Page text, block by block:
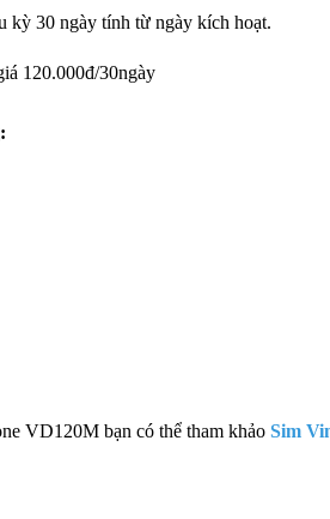
kỳ 30 ngày tính từ ngày kích hoạt.
120.000đ/30ngày
VD120M bạn có thể tham khảo Sim